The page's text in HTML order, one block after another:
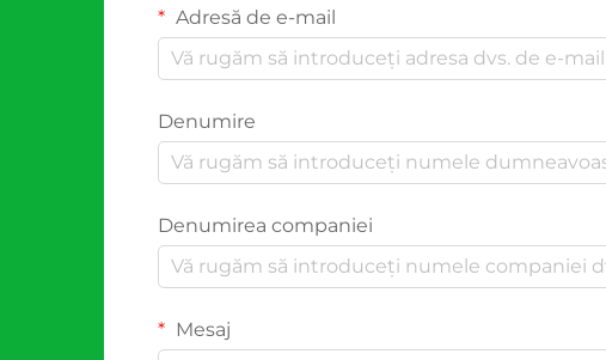
Adresă de e-mail
Denumire
Denumirea companiei
Mesaj